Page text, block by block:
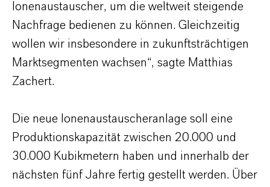
Ionenaustauscher, um die weltweit steigende
Nachfrage bedienen zu können. Gleichzeitig
wollen wir insbesondere in zukunftsträchtigen
Marktsegmenten wachsen“, sagte Matthias
Zachert.
Die neue Ionenaustauscheranlage soll eine
Produktionskapazität zwischen 20.000 und
30.000 Kubikmetern haben und innerhalb der
nächsten fünf Jahre fertig gestellt werden. Über